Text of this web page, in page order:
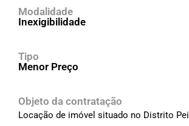
Modalidade
Inexigibilidade
Tipo
Menor Preço
Objeto da contratação
Locação de imóvel situado no Distrito